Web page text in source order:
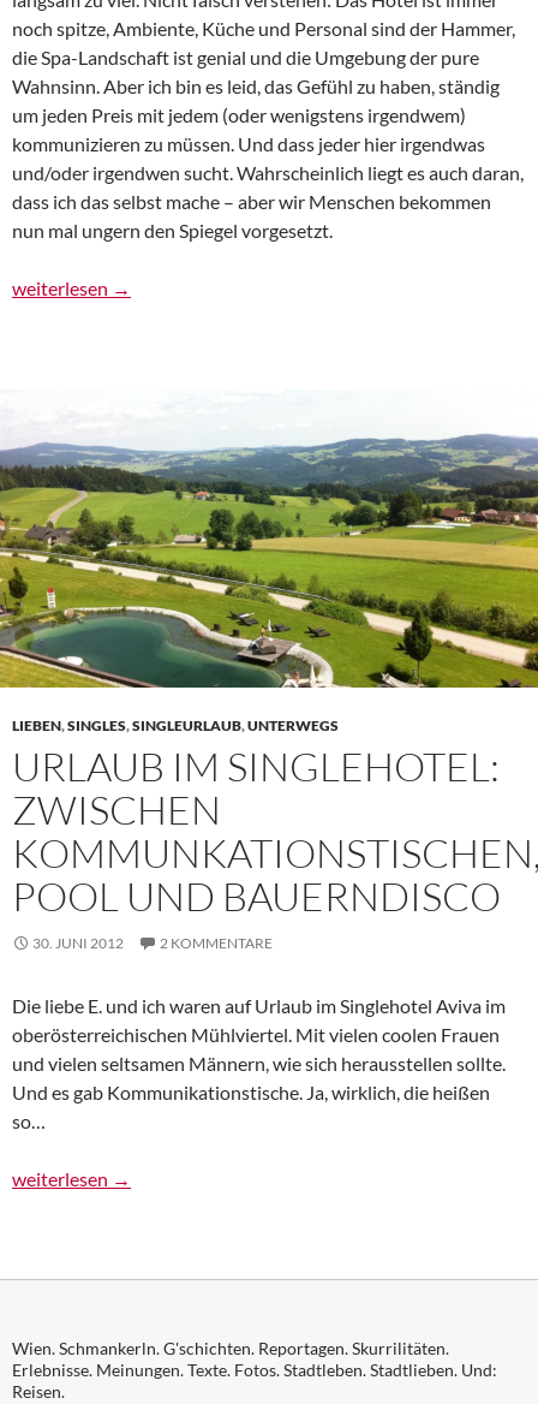
noch spitze, Ambiente, Küche und Personal sind der Hammer,
die Spa-Landschaft ist genial und die Umgebung der pure
Wahnsinn. Aber ich bin es leid, das Gefühl zu haben, ständig
um jeden Preis mit jedem (oder wenigstens irgendwem)
kommunizieren zu müssen. Und dass jeder hier irgendwas
und/oder irgendwen sucht. Wahrscheinlich liegt es auch daran,
dass ich das selbst mache – aber wir Menschen bekommen
nun mal ungern den Spiegel vorgesetzt.
Urlaub im Singlehotel: Overkill
weiterlesen →
LIEBEN,SINGLES,SINGLEURLAUB,UNTERWEGS
URLAUB IM SINGLEHOTEL:
ZWISCHEN
POOL UND BAUERNDISCO
30. JUNI 2012 2 KOMMENTARE
Die liebe E. und ich waren auf Urlaub im Singlehotel Aviva im
oberösterreichischen Mühlviertel. Mit vielen coolen Frauen
und vielen seltsamen Männern, wie sich herausstellen sollte.
Und es gab Kommunikationstische. Ja, wirklich, die heißen
so…
Urlaub im Singlehotel: Zwischen Kommunkationstischen, Pool
weiterlesen →
Wien. Schmankerln. G'schichten. Reportagen. Skurrilitäten.
Erlebnisse. Meinungen. Texte. Fotos. Stadtleben. Stadtlieben. Und:
Reisen.